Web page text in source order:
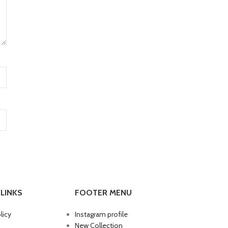
FOOTER MENU
Instagram profile
New Collection